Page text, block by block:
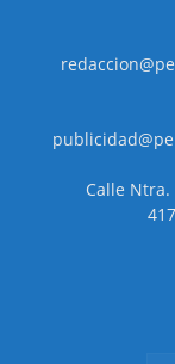
Calle Ntra.